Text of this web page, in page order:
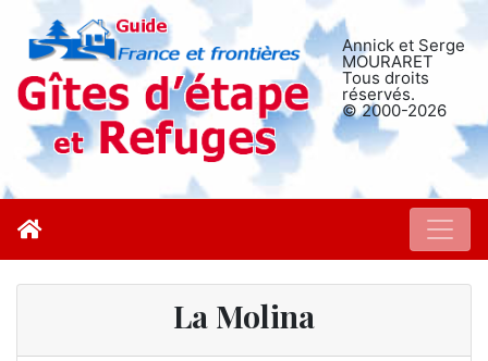
Annick et Serge
MOURARET
Tous droits
réservés.
© 2000-2026
La Molina